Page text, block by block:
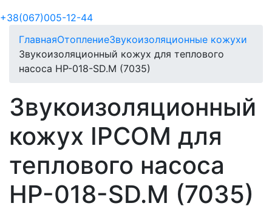
+38(067)005-12-44
ГлавнаяОтоплениеЗвукоизоляционные кожухи
Звукоизоляционный кожух для теплового
насоса HP-018-SD.M (7035)
Звукоизоляционный
кожух IPCOM для
теплового насоса
HP-018-SD.M (7035)